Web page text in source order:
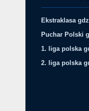
Ekstraklasa
Puchar Polski
1. liga polska
2. liga polska